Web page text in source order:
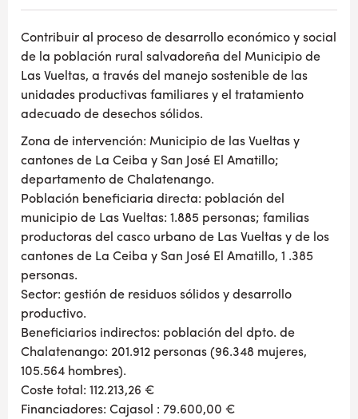
Contribuir al proceso de desarrollo económico y social
de la población rural salvadoreña del Municipio de
Las Vueltas, a través del manejo sostenible de las
unidades productivas familiares y el tratamiento
adecuado de desechos sólidos.
Zona de intervención: Municipio de las Vueltas y
cantones de La Ceiba y San José El Amatillo;
departamento de Chalatenango.
Población beneficiaria directa: población del
municipio de Las Vueltas: 1.885 personas; familias
productoras del casco urbano de Las Vueltas y de los
cantones de La Ceiba y San José El Amatillo, 1 .385
personas.
Sector: gestión de residuos sólidos y desarrollo
productivo.
Beneficiarios indirectos: población del dpto. de
Chalatenango: 201.912 personas (96.348 mujeres,
105.564 hombres).
Coste total: 112.213,26 €
Financiadores: Cajasol : 79.600,00 €